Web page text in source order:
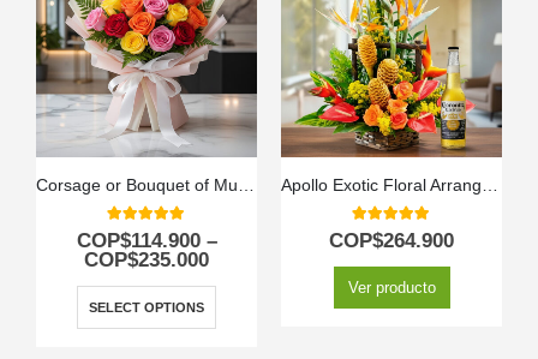
5.00out of 5
COP$114.900 –
COP$235.000
SELECT OPTIONS
5.00out of 5
COP$264.900
Ver producto